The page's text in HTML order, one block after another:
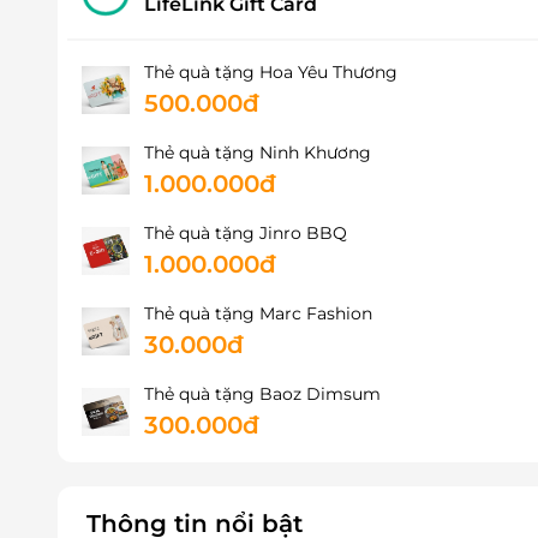
431 Vườn Lài, P. Phú.Thọ, Quận Tân Phú, Hồ Chí
S6.05, Vinhomes Grand Park, Quận 9, Hồ Chí Minh
241 Tôn Đản, Phường 15, Quận 4, Hồ Chí Minh
356 đường 30/4, P.Chánh Nghĩa, Thủ Dầu Một,
39 Nguyễn Thị Thập, P. Tân Phú, Quận 7, Hồ Chí
105 Quách Điêu, xã Vĩnh Lộc A, huyện Bình Chánh,
850 Sư Vạn Hạnh, Quận 10, Hồ Chí Minh
627A Nguyễn Văn Quá, P. Đông Hưng Thuận, Quận
1663 Huỳnh Tấn Phát, P. Phú Mỹ, Quận 7, Hồ Chí
30/24 Tô Ký, Xã Thới Tam Thôn, Huyện Hóc Môn,
40c Nguyễn Văn Đậu, P. 5, Quận Phú Nhuận, Hồ
LifeLink Gift Card
Thẻ quà tặng Hoa Yêu Thương
500.000đ
Thẻ quà tặng Ninh Khương
1.000.000đ
Thẻ quà tặng Jinro BBQ
1.000.000đ
Thẻ quà tặng Marc Fashion
30.000đ
Thẻ quà tặng Baoz Dimsum
300.000đ
Thông tin nổi bật